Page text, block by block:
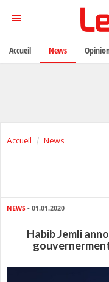
Accueil News
NEWS - 01.01.2020
Habib Jemli
Accueil News